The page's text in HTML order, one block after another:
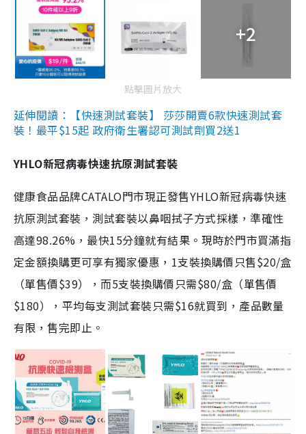
+2
點擊圖片放大
延伸閱讀：【快速測試套裝】 莎莎開賣6款快速測試套
裝！最平$15起 政府衛生署認可測試劑買2送1
YHLO新冠病毒快速抗原測試套裝
健康食品品牌CATALO門市現正發售YHLO新冠病毒快速
抗原測試套裝，測試套裝以鼻咽拭子方式採樣，準確性
高達98.26%，最快15分鐘就有結果。現時於門市買滿指
定金額換購更可享有獨家優惠，1支裝換購價只售$20/盒
（單售價$39），而5支裝換購價只需$80/盒（單售價
$180），平均每支測試套裝只需$16就買到，產品數量
有限，售完即止。